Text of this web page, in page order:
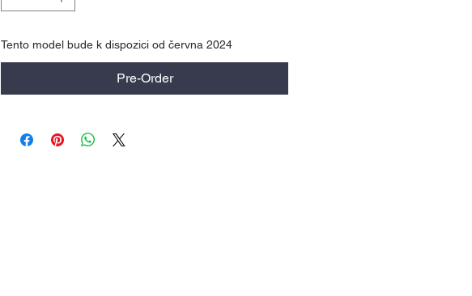
Tento model bude k dispozici od června 2024
Pre-Order